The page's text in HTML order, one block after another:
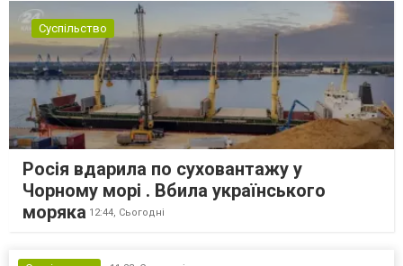
Суспільство
Росія вдарила по суховантажу у
Чорному морі . Вбила українського
моряка 12:44, Сьогодні